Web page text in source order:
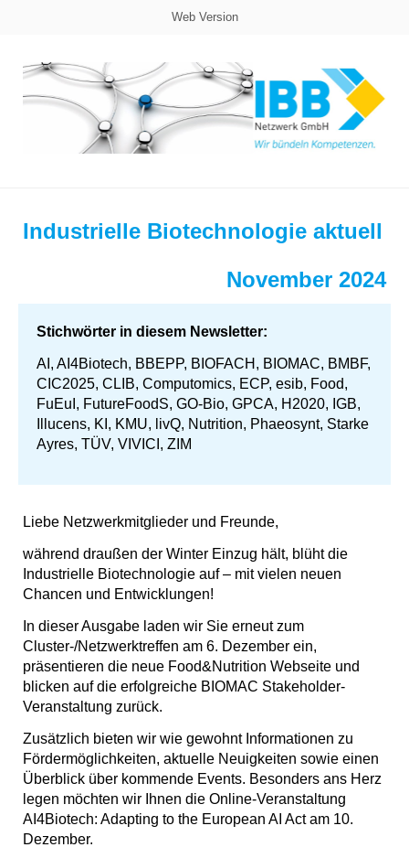
Web Version
Industrielle Biotechnologie aktuell
November 2024
Stichwörter in diesem Newsletter:
AI, AI4Biotech, BBEPP, BIOFACH, BIOMAC, BMBF,
CIC2025, CLIB, Computomics, ECP, esib, Food,
FuEuI, FutureFoodS, GO-Bio, GPCA, H2020, IGB,
Illucens, KI, KMU, livQ, Nutrition, Phaeosynt, Starke
Ayres, TÜV, VIVICI, ZIM
Liebe Netzwerkmitglieder und Freunde,
während draußen der Winter Einzug hält, blüht die
Industrielle Biotechnologie auf – mit vielen neuen
Chancen und Entwicklungen!
In dieser Ausgabe laden wir Sie erneut zum
Cluster-/Netzwerktreffen am 6. Dezember ein,
präsentieren die neue Food&Nutrition Webseite und
blicken auf die erfolgreiche BIOMAC Stakeholder-
Veranstaltung zurück.
Zusätzlich bieten wir wie gewohnt Informationen zu
Fördermöglichkeiten, aktuelle Neuigkeiten sowie einen
Überblick über kommende Events. Besonders ans Herz
legen möchten wir Ihnen die Online-Veranstaltung
AI4Biotech: Adapting to the European AI Act am 10.
Dezember.